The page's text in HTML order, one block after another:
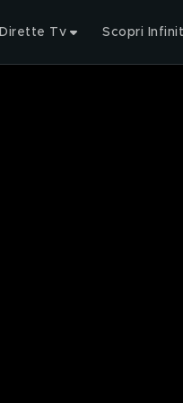
Dirette Tv Scopri